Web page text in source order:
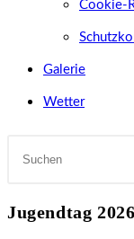
Cookie-
Galerie
Wetter
Diese
durchsuchen
Jugendtag 2026